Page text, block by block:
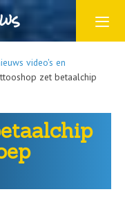
video's en
zet betaalchip